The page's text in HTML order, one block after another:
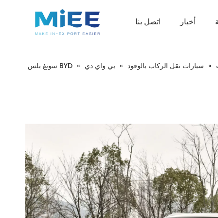
اتصل بنا أخبار
» سيارات نقل الركاب بالوقود » بي واي دي » BYD سونغ بلس